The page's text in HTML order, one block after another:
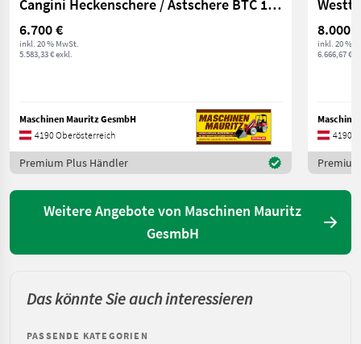
Cangini Heckenschere / Astschere BTC 100-160
6.700 €
inkl. 20 % MwSt.
5.583,33 € exkl.
Maschinen Mauritz GesmbH
4190 Oberösterreich
Premium Plus Händler
8.000 €
inkl. 20 %
6.666,67 €
4190
Weitere Angebote von Maschinen Mauritz
GesmbH
Das könnte Sie auch interessieren
PASSENDE KATEGORIEN